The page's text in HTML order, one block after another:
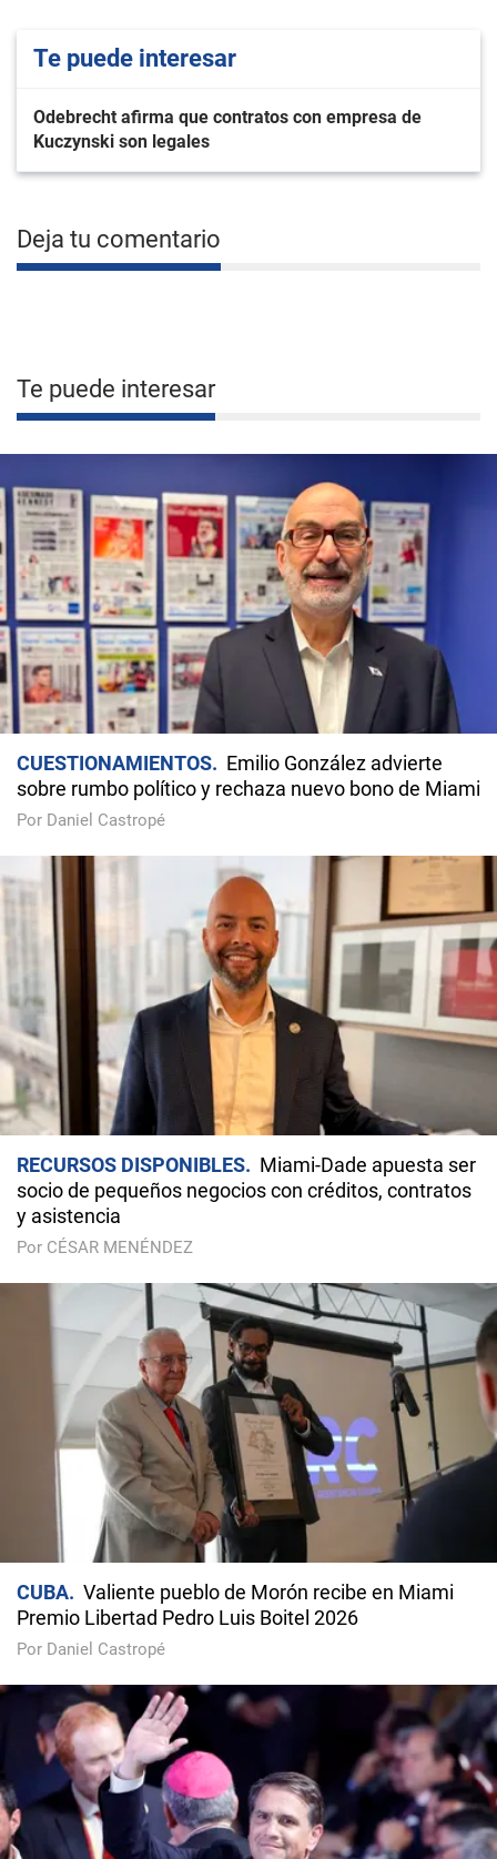
Te puede interesar
Odebrecht afirma que contratos con empresa de
Kuczynski son legales
Deja tu comentario
Te puede interesar
CUESTIONAMIENTOS
Emilio González advierte
sobre rumbo político y rechaza nuevo bono de Miami
Por Daniel Castropé
RECURSOS DISPONIBLES
Miami-Dade apuesta ser
socio de pequeños negocios con créditos, contratos
y asistencia
Por CÉSAR MENÉNDEZ
CUBA
Valiente pueblo de Morón recibe en Miami
Premio Libertad Pedro Luis Boitel 2026
Por Daniel Castropé